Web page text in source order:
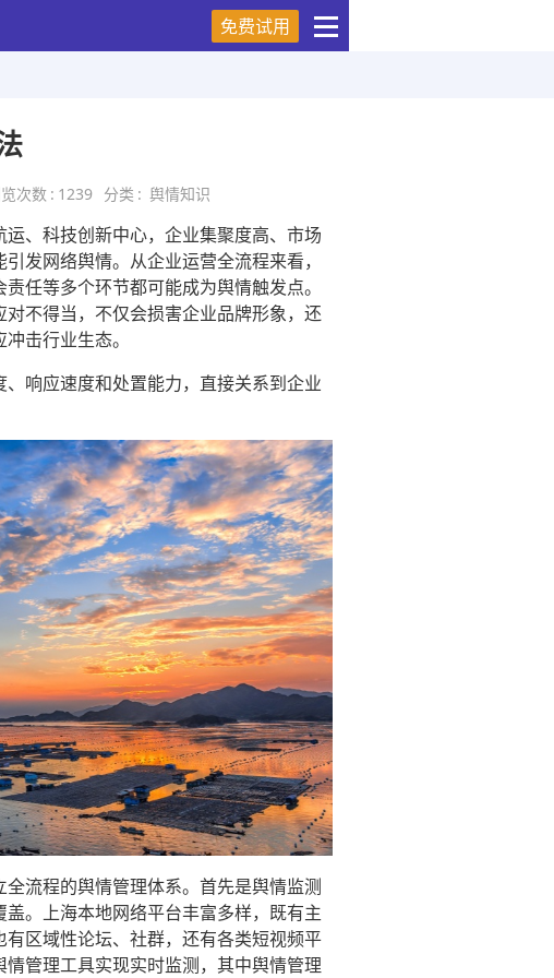
免费试用
次数 : 1239 分类 : 舆情知识
、科技创新中心，企业集聚度高、市场
发网络舆情。从企业运营全流程来看，
任等多个环节都可能成为舆情触发点。
不得当，不仅会损害企业品牌形象，还
击行业生态。
响应速度和处置能力，直接关系到企业
流程的舆情管理体系。首先是舆情监测
。上海本地网络平台丰富多样，既有主
区域性论坛、社群，还有各类短视频平
管理工具实现实时监测，其中舆情管理